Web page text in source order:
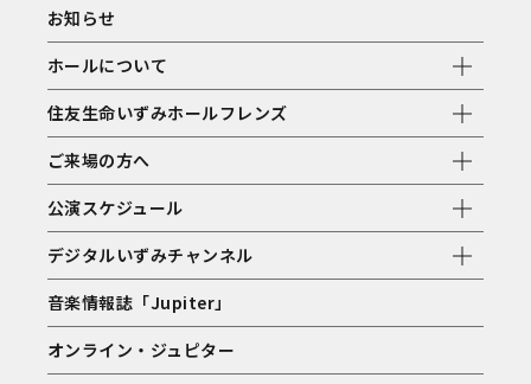
お知らせ
ホールについて
住友生命いずみホールフレンズ
ご来場の方へ
公演スケジュール
デジタルいずみチャンネル
音楽情報誌「Jupiter」
オンライン・ジュピター